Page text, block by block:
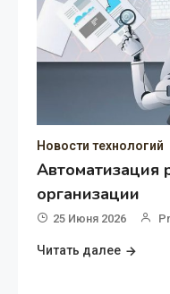
Новости технологий
Автоматизация
организации
25 Июня 2026
Читать далее